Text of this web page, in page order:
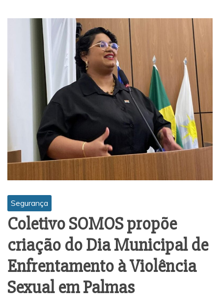
Segurança
Coletivo SOMOS propõe
criação do Dia Municipal de
Enfrentamento à Violência
Sexual em Palmas